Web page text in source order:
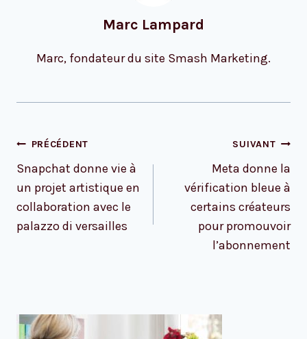
Marc Lampard
Marc, fondateur du site Smash Marketing.
Navigation
l’article
PRÉCÉDENT
Snapchat donne vie à
un projet artistique en
collaboration avec le
palazzo di versailles
SUIVANT
Meta donne la
vérification bleue à
certains créateurs
pour promouvoir
l’abonnement